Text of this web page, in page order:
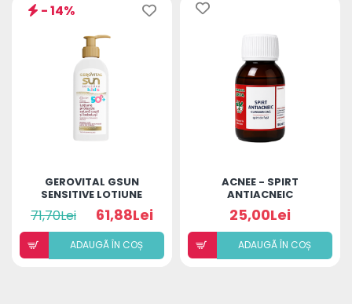
- 14%
GEROVITAL GSUN
SENSITIVE LOTIUNE
PROTECTIE SOLARA
COPII SPF50+ 200ML
71,70Lei 61,88Lei
ADAUGÃ ÎN COȘ
ACNEE - SPIRT
ANTIACNEIC
25,00Lei
ADAUGÃ ÎN COȘ